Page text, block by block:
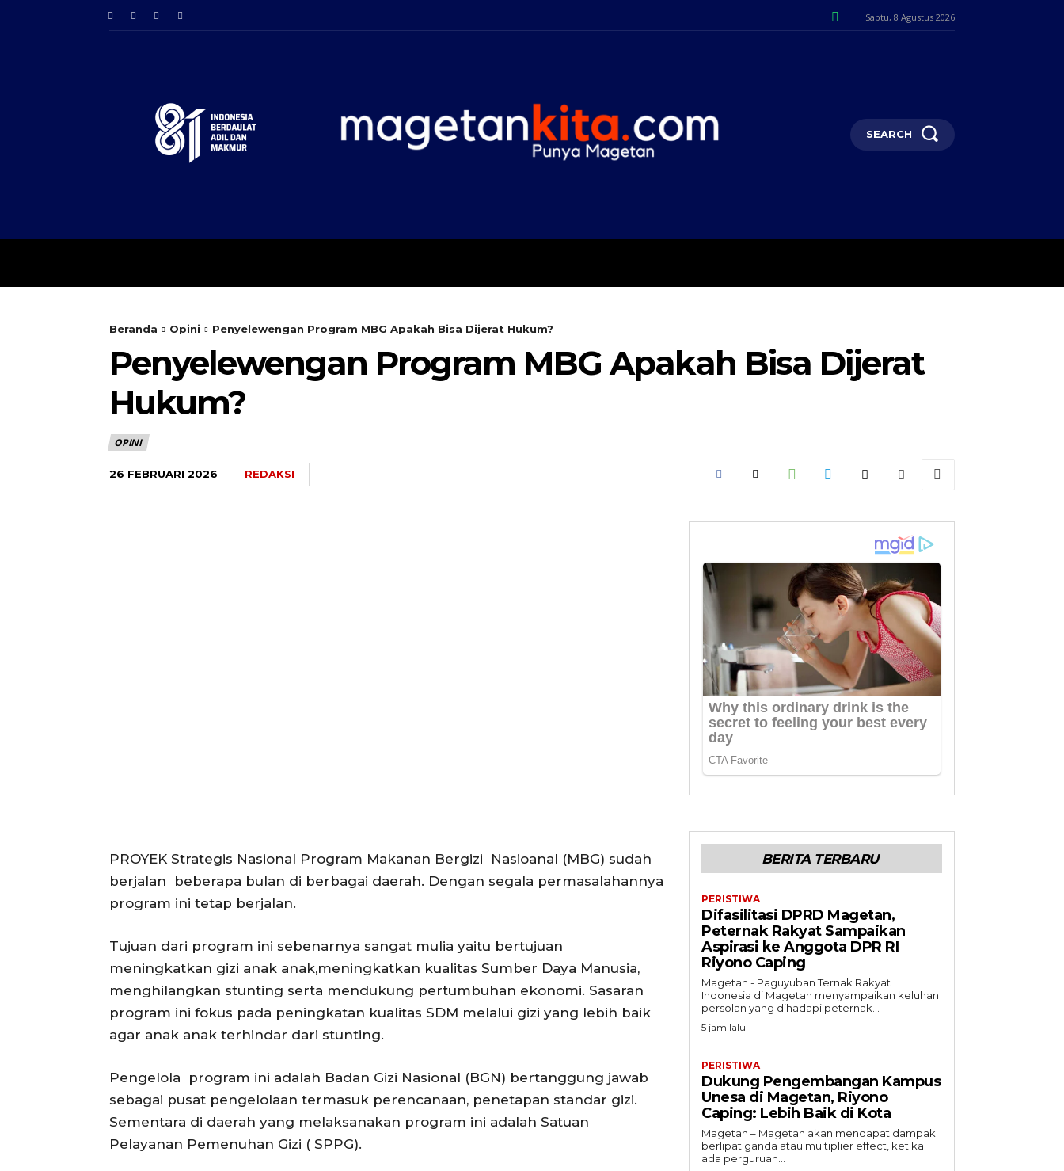
Sabtu, 8 Agustus 2026
SEARCH
Beranda Opini Penyelewengan Program MBG Apakah Bisa Dijerat Hukum?
Penyelewengan Program MBG Apakah Bisa Dijerat
Hukum?
OPINI
26 FEBRUARI 2026 REDAKSI
PROYEK Strategis Nasional Program Makanan Bergizi Nasioanal (MBG) sudah
berjalan beberapa bulan di berbagai daerah. Dengan segala permasalahannya
program ini tetap berjalan.
Tujuan dari program ini sebenarnya sangat mulia yaitu bertujuan
meningkatkan gizi anak anak,meningkatkan kualitas Sumber Daya Manusia,
menghilangkan stunting serta mendukung pertumbuhan ekonomi. Sasaran
program ini fokus pada peningkatan kualitas SDM melalui gizi yang lebih baik
agar anak anak terhindar dari stunting.
Pengelola program ini adalah Badan Gizi Nasional (BGN) bertanggung jawab
sebagai pusat pengelolaan termasuk perencanaan, penetapan standar gizi.
Sementara di daerah yang melaksanakan program ini adalah Satuan
Pelayanan Pemenuhan Gizi ( SPPG).
BERITA TERBARU
PERISTIWA
Difasilitasi DPRD Magetan,
Peternak Rakyat Sampaikan
Aspirasi ke Anggota DPR RI
Riyono Caping
Magetan - Paguyuban Ternak Rakyat
Indonesia di Magetan menyampaikan keluhan
persolan yang dihadapi peternak...
5 jam lalu
PERISTIWA
Dukung Pengembangan Kampus
Unesa di Magetan, Riyono
Caping: Lebih Baik di Kota
Magetan – Magetan akan mendapat dampak
berlipat ganda atau multiplier effect, ketika
ada perguruan...